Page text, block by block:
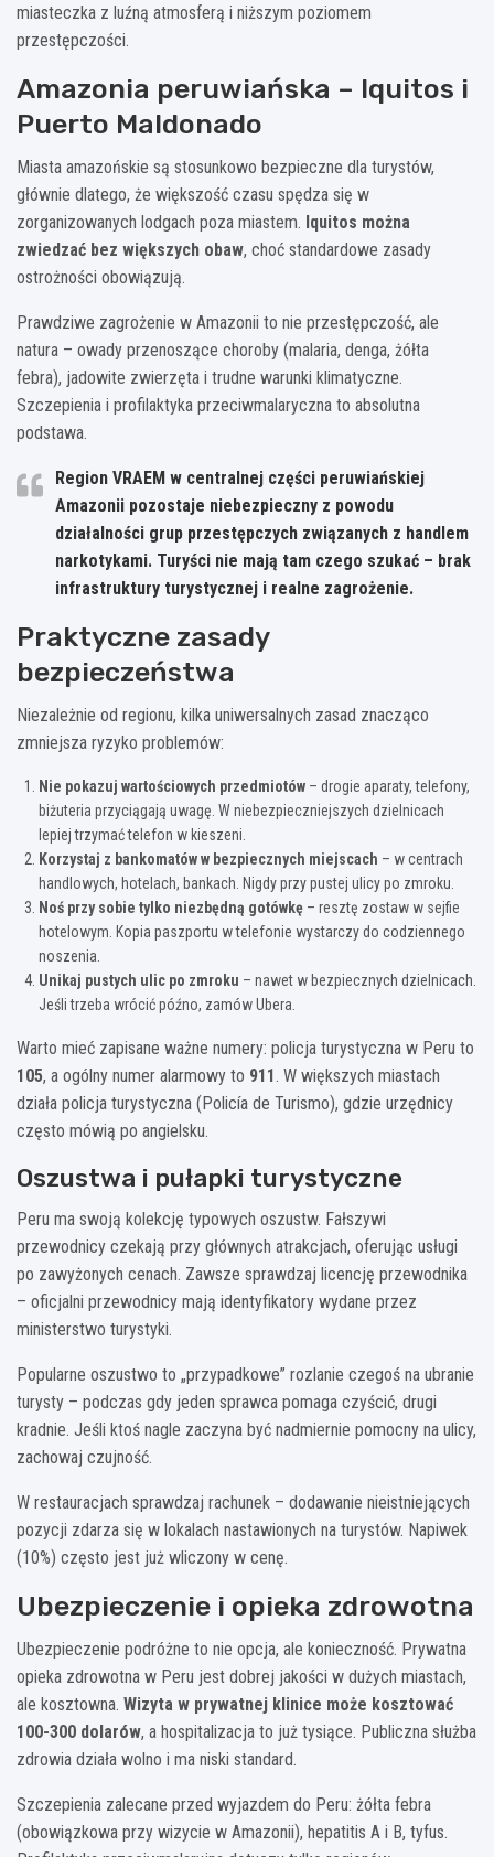
miasteczka z luźną atmosferą i niższym poziomem
przestępczości.
Amazonia peruwiańska – Iquitos i
Puerto Maldonado
Miasta amazońskie są stosunkowo bezpieczne dla turystów,
głównie dlatego, że większość czasu spędza się w
zorganizowanych lodgach poza miastem. Iquitos można
zwiedzać bez większych obaw, choć standardowe zasady
ostrożności obowiązują.
Prawdziwe zagrożenie w Amazonii to nie przestępczość, ale
natura – owady przenoszące choroby (malaria, denga, żółta
febra), jadowite zwierzęta i trudne warunki klimatyczne.
Szczepienia i profilaktyka przeciwmalaryczna to absolutna
podstawa.
Region VRAEM w centralnej części peruwiańskiej
Amazonii pozostaje niebezpieczny z powodu
działalności grup przestępczych związanych z handlem
narkotykami. Turyści nie mają tam czego szukać – brak
infrastruktury turystycznej i realne zagrożenie.
Praktyczne zasady
bezpieczeństwa
Niezależnie od regionu, kilka uniwersalnych zasad znacząco
zmniejsza ryzyko problemów:
Nie pokazuj wartościowych przedmiotów – drogie aparaty, telefony,
biżuteria przyciągają uwagę. W niebezpieczniejszych dzielnicach
lepiej trzymać telefon w kieszeni.
Korzystaj z bankomatów w bezpiecznych miejscach – w centrach
handlowych, hotelach, bankach. Nigdy przy pustej ulicy po zmroku.
Noś przy sobie tylko niezbędną gotówkę – resztę zostaw w sejfie
hotelowym. Kopia paszportu w telefonie wystarczy do codziennego
noszenia.
Unikaj pustych ulic po zmroku – nawet w bezpiecznych dzielnicach.
Jeśli trzeba wrócić późno, zamów Ubera.
Warto mieć zapisane ważne numery: policja turystyczna w Peru to
105, a ogólny numer alarmowy to 911. W większych miastach
działa policja turystyczna (Policía de Turismo), gdzie urzędnicy
często mówią po angielsku.
Oszustwa i pułapki turystyczne
Peru ma swoją kolekcję typowych oszustw. Fałszywi
przewodnicy czekają przy głównych atrakcjach, oferując usługi
po zawyżonych cenach. Zawsze sprawdzaj licencję przewodnika
– oficjalni przewodnicy mają identyfikatory wydane przez
ministerstwo turystyki.
Popularne oszustwo to „przypadkowe” rozlanie czegoś na ubranie
turysty – podczas gdy jeden sprawca pomaga czyścić, drugi
kradnie. Jeśli ktoś nagle zaczyna być nadmiernie pomocny na ulicy,
zachowaj czujność.
W restauracjach sprawdzaj rachunek – dodawanie nieistniejących
pozycji zdarza się w lokalach nastawionych na turystów. Napiwek
(10%) często jest już wliczony w cenę.
Ubezpieczenie i opieka zdrowotna
Ubezpieczenie podróżne to nie opcja, ale konieczność. Prywatna
opieka zdrowotna w Peru jest dobrej jakości w dużych miastach,
ale kosztowna. Wizyta w prywatnej klinice może kosztować
100-300 dolarów, a hospitalizacja to już tysiące. Publiczna służba
zdrowia działa wolno i ma niski standard.
Szczepienia zalecane przed wyjazdem do Peru: żółta febra
(obowiązkowa przy wizycie w Amazonii), hepatitis A i B, tyfus.